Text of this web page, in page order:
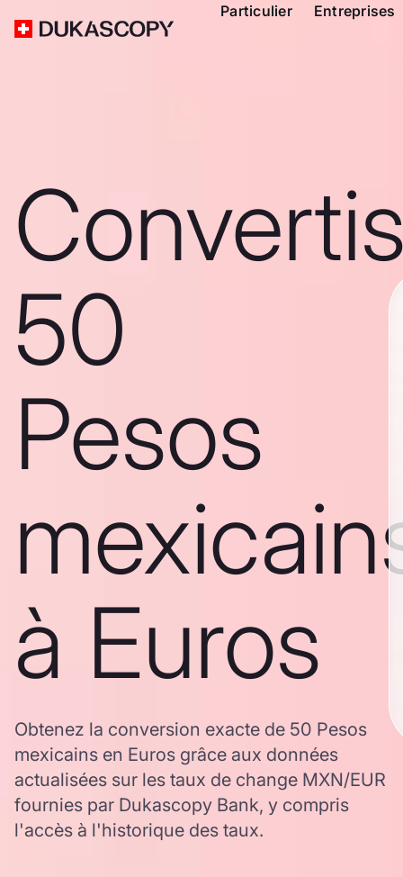
Particulier Entreprises
50
Pesos
à Euros
Obtenez la conversion exacte de 50 Pesos
mexicains en Euros grâce aux données
actualisées sur les taux de change MXN/EUR
fournies par Dukascopy Bank, y compris
l'accès à l'historique des taux.